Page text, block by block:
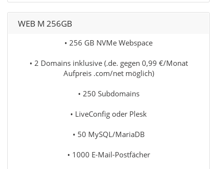
WEB M 256GB
• 256 GB NVMe Webspace
• 2 Domains inklusive (.de. gegen 0,99 €/Monat
Aufpreis .com/net möglich)
• 250 Subdomains
• LiveConfig oder Plesk
• 50 MySQL/MariaDB
• 1000 E-Mail-Postfächer